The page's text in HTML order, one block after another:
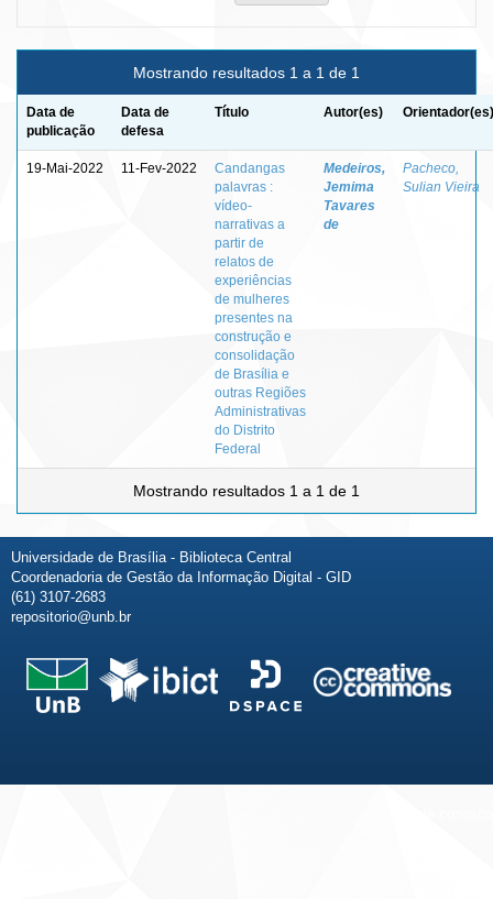
Mostrando resultados 1 a 1 de 1
Data de
publicação
Data de
defesa
Título Autor(es) Orientador(es)
19-Mai-2022 11-Fev-2022
Candangas
palavras :
vídeo-
narrativas a
partir de
relatos de
experiências
de mulheres
presentes na
construção e
consolidação
de Brasília e
outras Regiões
Administrativas
do Distrito
Federal
Medeiros,
Jemima
Tavares
de
Pacheco,
Sulian Vieira
Mostrando resultados 1 a 1 de 1
Universidade de Brasília - Biblioteca Central
Coordenadoria de Gestão da Informação Digital - GID
(61) 3107-2683
repositorio@unb.br